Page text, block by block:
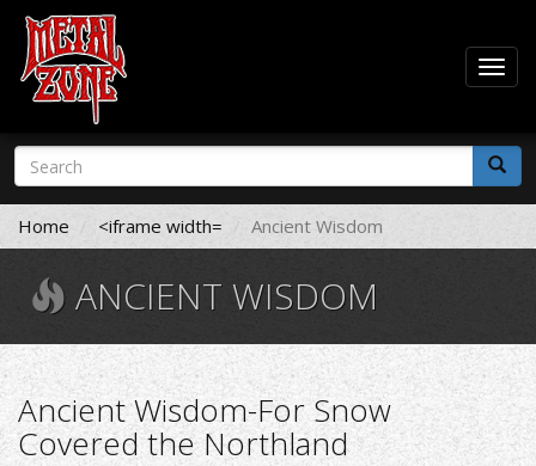
Skip
main
content
Search
form
Search
Home <iframe width= Ancient Wisdom
ANCIENT WISDOM
Ancient Wisdom-For Snow
Covered the Northland